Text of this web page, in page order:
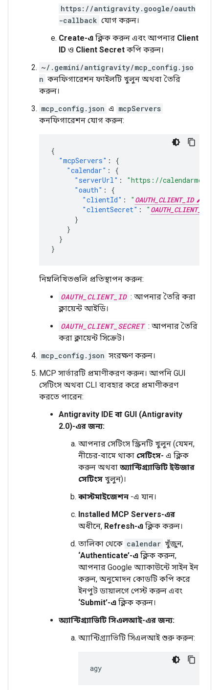
https://antigravity.google/oauth
-callback যোগ করুন।
Create-এ ক্লিক করুন এবং আপনার Client
ID ও Client Secret কপি করুন।
~/.gemini/antigravity/mcp_config.jso
n কনফিগারেশন ফাইলটি খুলুন অথবা তৈরি
করুন।
mcp_config.json এ mcpServers
কনফিগারেশন যোগ করুন:
{
"mcpServers" :
{
"calendar" :
{
"serverUrl" :
"https://
"oauth" :
{
"clientId" : " OAUTH_CLIENT_ID
"clientSecret" : "
}
}
}
}
নিম্নলিখিতগুলি প্রতিস্থাপন করুন:
OAUTH_CLIENT_ID : আপনার তৈরি করা
ক্লায়েন্ট আইডি।
OAUTH_CLIENT_SECRET : আপনার তৈরি
করা ক্লায়েন্ট সিক্রেট।
mcp_config.json সংরক্ষণ করুন।
MCP সার্ভারটি প্রমাণীকরণ করুন। আপনি GUI
সেটিংস অথবা CLI ব্যবহার করে প্রমাণীকরণ
করতে পারেন:
Antigravity IDE বা GUI (Antigravity
2.0)-এর জন্য:
আপনার সেটিংস স্ক্রিনটি খুলুন (যেমন,
নীচের-বামে থাকা সেটিংস- এ ক্লিক
করুন অথবা অ্যান্টিগ্র্যাভিটি ইউজার
সেটিংস খুলুন)।
কাস্টমাইজেশন -এ যান।
Installed MCP Servers-এর
অধীনে, Refresh-এ ক্লিক করুন।
তালিকা থেকে calendar খুঁজুন,
‘Authenticate’-এ ক্লিক করুন,
আপনার Google অ্যাকাউন্টে সাইন ইন
করুন, অনুমোদন কোডটি কপি করে
ইনপুট ডায়ালগে পেস্ট করুন এবং
‘Submit’-এ ক্লিক করুন।
অ্যান্টিগ্র্যাভিটি সিএলআই-এর জন্য:
অ্যান্টিগ্র্যাভিটি সিএলআই শুরু করুন: